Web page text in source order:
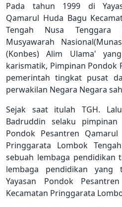
Pada tahun 1999 di
Qamarul Huda Bagu
Tengah Nusa Tenggara
Musyawarah
(Konbes) Alim Ulama'
karismatik, Pimpinan Pondok
pemerintah tingkat pusat
perwakilan Negara Negara
Sejak saat itulah TGH.
Badruddin selaku pimpinan
Pondok Pesantren
Pringgarata Lombok
sebuah lembaga pendidikan
lembaga pendidikan yang
Yayasan Pondok
Kecamatan Pringgarata